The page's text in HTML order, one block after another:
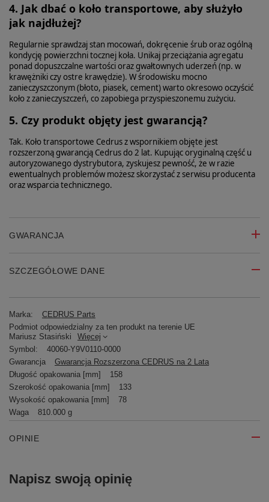
4. Jak dbać o koło transportowe, aby służyło
jak najdłużej?
Regularnie sprawdzaj stan mocowań, dokręcenie śrub oraz ogólną
kondycję powierzchni tocznej koła. Unikaj przeciążania agregatu
ponad dopuszczalne wartości oraz gwałtownych uderzeń (np. w
krawężniki czy ostre krawędzie). W środowisku mocno
zanieczyszczonym (błoto, piasek, cement) warto okresowo oczyścić
koło z zanieczyszczeń, co zapobiega przyspieszonemu zużyciu.
5. Czy produkt objęty jest gwarancją?
Tak. Koło transportowe Cedrus z wspornikiem objęte jest
rozszerzoną gwarancją Cedrus do 2 lat. Kupując oryginalną część u
autoryzowanego dystrybutora, zyskujesz pewność, że w razie
ewentualnych problemów możesz skorzystać z serwisu producenta
oraz wsparcia technicznego.
GWARANCJA
SZCZEGÓŁOWE DANE
Marka:
CEDRUS Parts
Podmiot odpowiedzialny za ten produkt na terenie UE
Mariusz Stasiński
Więcej
Symbol:
40060-Y9V0110-0000
Gwarancja
Gwarancja Rozszerzona CEDRUS na 2 Lata
Długość opakowania [mm]
158
Szerokość opakowania [mm]
133
Wysokość opakowania [mm]
78
Waga
810.000 g
OPINIE
Napisz swoją opinię